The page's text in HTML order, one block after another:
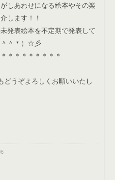
しあわせになる絵本やその楽
します！！
発表絵本を不定期で発表して
＾＊）☆彡
＊＊＊＊＊＊＊＊
どうぞよろしくお願いいたし